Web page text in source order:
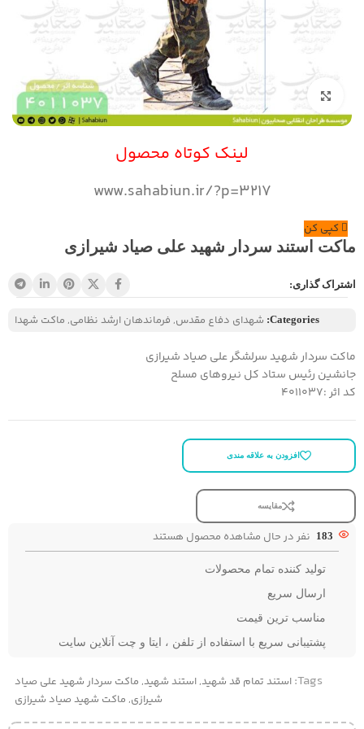
بزرگنمایی تصویر
لینک کوتاه محصول
www.sahabiun.ir/?p=3217
کپی کن
ماکت استند سردار شهید علی صیاد شیرازی
اشتراک گذاری:
Categories: شهدای دفاع مقدس, فرماندهان ارشد نظامی, ماکت شهدا
ماکت سردار شهید سرلشگر علی صیاد شیرازی
جانشین رئیس ستاد کل نیروهای مسلح
کد اثر :4011037
افزودن به علاقه مندی
مقایسه
183 نفر در حال مشاهده محصول هستند
تولید کننده تمام محصولات
ارسال سریع
مناسب ترین قیمت
پشتیبانی سریع با استفاده از تلفن ، ایتا و چت آنلاین سایت
Tags: استند تمام قد شهید,استند شهید, ماکت سردار شهید علی صیاد
شیرازی, ماکت شهید صیاد شیرازی